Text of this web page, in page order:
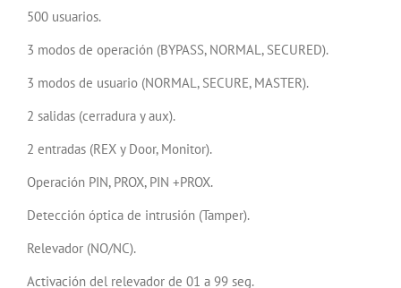
500 usuarios.
3 modos de operación (BYPASS, NORMAL, SECURED).
3 modos de usuario (NORMAL, SECURE, MASTER).
2 salidas (cerradura y aux).
2 entradas (REX y Door, Monitor).
Operación PIN, PROX, PIN +PROX.
Detección óptica de intrusión (Tamper).
Relevador (NO/NC).
Activación del relevador de 01 a 99 seg.